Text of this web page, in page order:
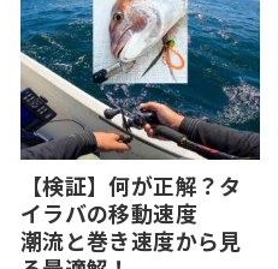
【検証】何が正解？タ
イラバの移動速度
潮流と巻き速度から見